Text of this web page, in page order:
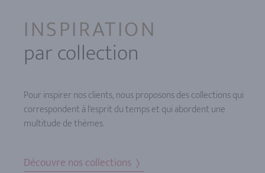
INSPIRATION
par collection
Pour inspirer nos clients, nous proposons des collections qui
correspondent à l'esprit du temps et qui abordent une
multitude de thèmes.
Découvre nos collections